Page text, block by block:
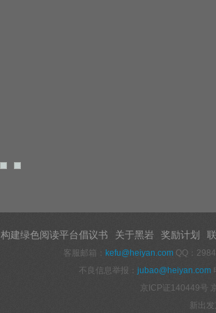
构建绿色阅读平台倡议书 关于黑岩 奖励计划
客服邮箱： kefu@heiyan.com QQ：
不良信息举报： jubao@heiyan.com
京ICP证140449号
新出